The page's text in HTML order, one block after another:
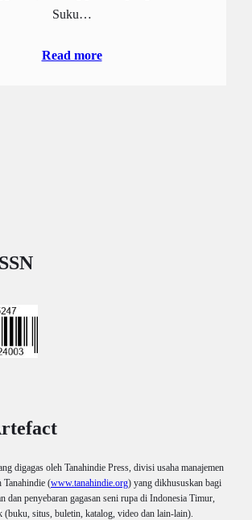
Suku…
Read more
digagas oleh Tanahindie Press, divisi usaha manajemen
Tanahindie (www.tanahindie.org) yang dikhususkan bagi
dan penyebaran gagasan seni rupa di Indonesia Timur,
(buku, situs, buletin, katalog, video dan lain-lain).